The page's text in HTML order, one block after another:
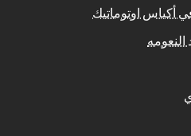
أكياس اوتوماتيك
النعومه